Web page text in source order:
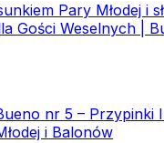
Pary Młodej i
Gości Weselnych |
nr 5 – Przypinki
i Balonów